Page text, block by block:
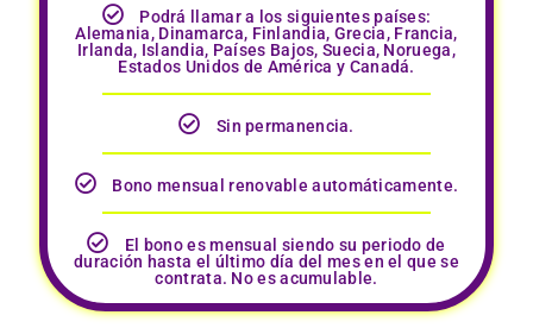
Podrá llamar a los siguientes países:
Alemania, Dinamarca, Finlandia, Grecia, Francia,
Irlanda, Islandia, Países Bajos, Suecia, Noruega,
Estados Unidos de América y Canadá.
Sin permanencia.
Bono mensual renovable automáticamente.
El bono es mensual siendo su periodo de
duración hasta el último día del mes en el que se
contrata. No es acumulable.